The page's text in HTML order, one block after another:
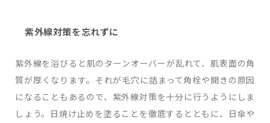
紫外線対策を忘れずに
紫外線を浴びると肌のターンオーバーが乱れて、肌表面の角
質が厚くなります。それが毛穴に詰まって角栓や開きの原因
になることもあるので、紫外線対策を十分に行うようにしま
しょう。日焼け止めを塗ることを徹底するとともに、日傘や